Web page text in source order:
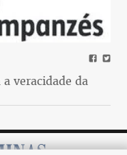
veracidade da